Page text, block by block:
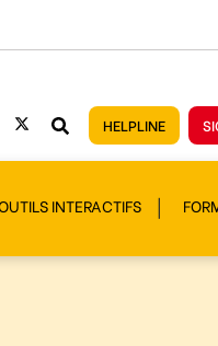
HELPLINE
INTERACTIFS